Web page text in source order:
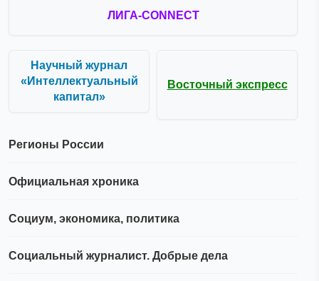
ЛИГА-CONNECT
Научный журнал
«Интеллектуальный
капитал»
Восточный экспресс
Регионы России
Официальная хроника
Социум, экономика, политика
Социальный журналист. Добрые дела